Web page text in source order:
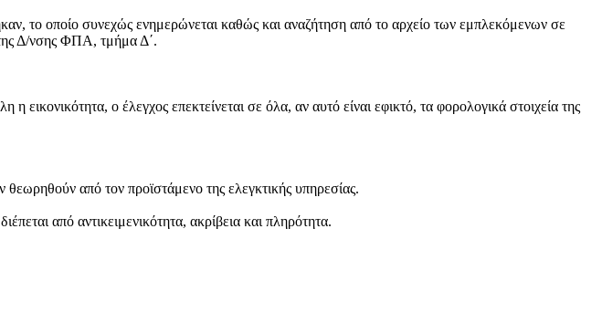
το οποίο συνεχώς ενημερώνεται καθώς και αναζήτηση από το αρχείο των εμπλεκόμενων σε
Δ/νσης ΦΠΑ, τμήμα Δ΄.
εικονικότητα, ο έλεγχος επεκτείνεται σε όλα, αν αυτό είναι εφικτό, τα φορολογικά στοιχεία της
από τον προϊστάμενο της ελεγκτικής υπηρεσίας.
από αντικειμενικότητα, ακρίβεια και πληρότητα.